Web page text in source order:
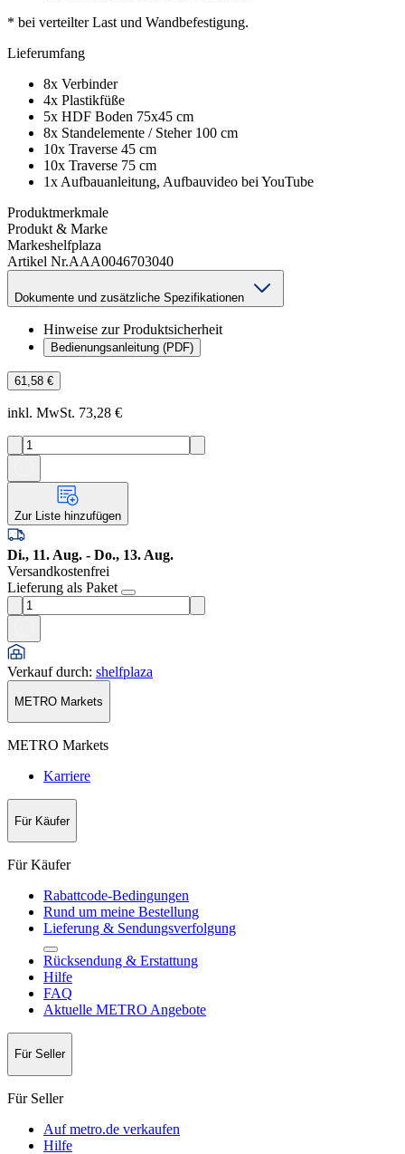
* bei verteilter Last und Wandbefestigung.
Lieferumfang
8x Verbinder
4x Plastikfüße
5x HDF Boden 75x45 cm
8x Standelemente / Steher 100 cm
10x Traverse 45 cm
10x Traverse 75 cm
1x Aufbauanleitung, Aufbauvideo bei YouTube
Produktmerkmale
Produkt & Marke
Markeshelfplaza
Artikel Nr.AAA0046703040
Dokumente und zusätzliche Spezifikationen
Hinweise zur Produktsicherheit
Bedienungsanleitung (PDF)
61,58 €
inkl. MwSt. 73,28 €
Zur Liste hinzufügen
Di., 11. Aug. - Do., 13. Aug.
Versandkostenfrei
Lieferung als Paket
Verkauf durch: shelfplaza
METRO Markets
METRO Markets
Karriere
Für Käufer
Für Käufer
Rabattcode-Bedingungen
Rund um meine Bestellung
Lieferung & Sendungsverfolgung
Rücksendung & Erstattung
Hilfe
FAQ
Aktuelle METRO Angebote
Für Seller
Für Seller
Auf metro.de verkaufen
Hilfe